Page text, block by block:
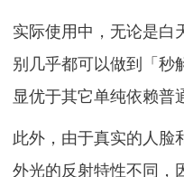
实际使用中，无论是白
别几乎都可以做到「秒
显优于其它单纯依赖普
此外，由于真实的人脸
外光的反射特性不同，